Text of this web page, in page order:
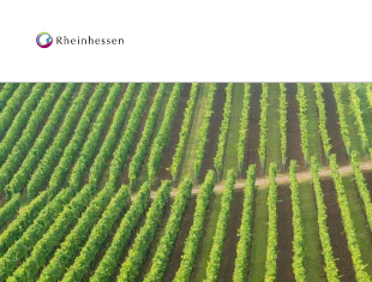
wijn & gastronomie
actief & natuur
Cultuur & Steden